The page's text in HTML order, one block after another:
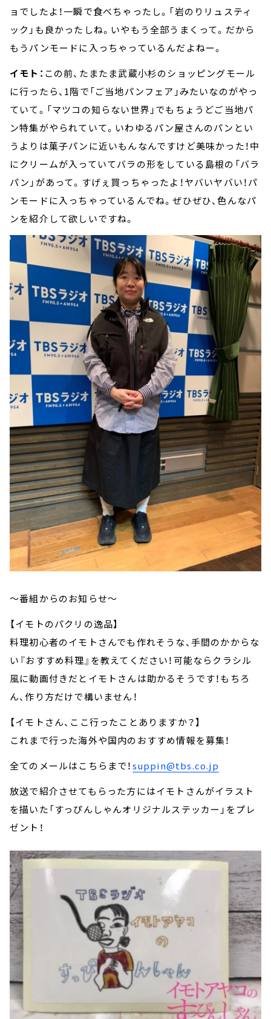
ョでしたよ！一瞬で食べちゃったし。「岩のりリュスティ
ック」も良かったしね。いやもう全部うまくって。だから
もうパンモードに入っちゃっているんだよねー。
イモト： この前、たまたま武蔵小杉のショッピングモール
に行ったら、1階で「ご当地パンフェア」みたいなのがやっ
ていて。「マツコの知らない世界」でもちょうどご当地パ
ン特集がやられていて。いわゆるパン屋さんのパンとい
うよりは菓子パンに近いもんなんですけど美味かった！中
にクリームが入っていてバラの形をしている島根の「バラ
パン」があって。すげぇ買っちゃったよ！ヤバいヤバい！パ
ンモードに入っちゃっているんでね。ぜひぜひ、色んなパ
ンを紹介して欲しいですね。
～番組からのお知らせ～
【イモトのパクリの逸品】
料理初心者のイモトさんでも作れそうな、手間のかからな
い『おすすめ料理』を教えてください！可能ならクラシル
風に動画付きだとイモトさんは助かるそうです！もちろ
ん、作り方だけで構いません！
【イモトさん、ここ行ったことありますか？】
これまで行った海外や国内のおすすめ情報を募集！
全てのメールはこちらまで！suppin@tbs.co.jp
放送で紹介させてもらった方にはイモトさんがイラスト
を描いた「すっぴんしゃんオリジナルステッカー」をプレ
ゼント！